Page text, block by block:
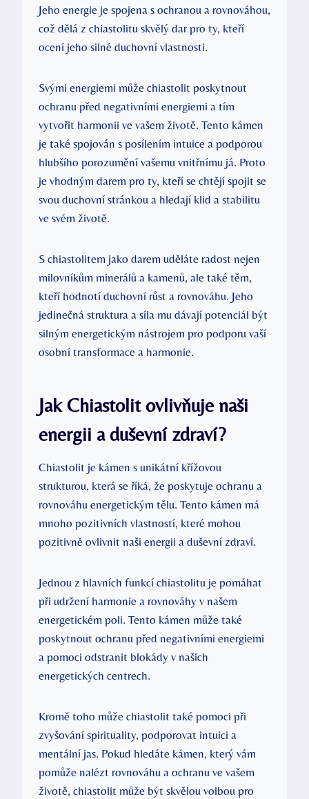
Jeho energie je spojena s ochranou a rovnováhou,
což dělá z chiastolitu skvělý dar pro ty, kteří
ocení jeho silné duchovní vlastnosti.
Svými energiemi může chiastolit poskytnout
ochranu před negativními energiemi a tím
vytvořit harmonii ve vašem životě. Tento kámen
je také spojován s posílením intuice a podporou
hlubšího porozumění vašemu vnitřnímu já. Proto
je vhodným darem pro ty, kteří se chtějí spojit se
svou duchovní stránkou a hledají klid a stabilitu
ve svém životě.
S chiastolitem jako darem uděláte radost nejen
milovníkům minerálů a kamenů, ale také těm,
kteří hodnotí duchovní růst a rovnováhu. Jeho
jedinečná struktura a síla mu dávají potenciál být
silným energetickým nástrojem pro podporu vaší
osobní transformace a harmonie.
Jak Chiastolit ovlivňuje naši
energii a duševní zdraví?
Chiastolit je kámen s unikátní křížovou
strukturou, která se říká, že poskytuje ochranu a
rovnováhu energetickým tělu. Tento kámen má
mnoho pozitivních vlastností, které mohou
pozitivně ovlivnit naši energii a duševní zdraví.
Jednou z hlavních funkcí chiastolitu je pomáhat
při udržení harmonie a rovnováhy v našem
energetickém poli. Tento kámen může také
poskytnout ochranu před negativními energiemi
a pomoci odstranit blokády v našich
energetických centrech.
Kromě toho může chiastolit také pomoci při
zvyšování spirituality, podporovat intuici a
mentální jas. Pokud hledáte kámen, který vám
pomůže nalézt rovnováhu a ochranu ve vašem
životě, chiastolit může být skvělou volbou pro